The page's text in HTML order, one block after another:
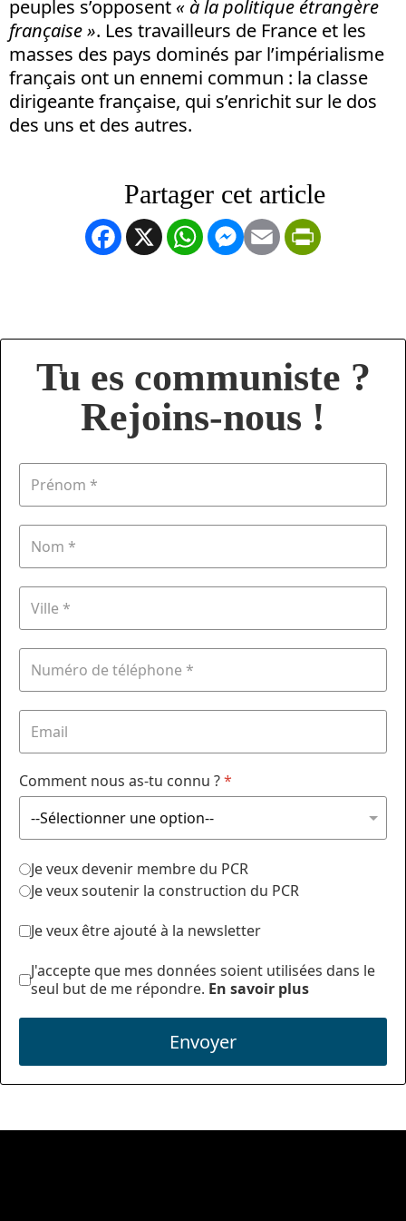
peuples s’opposent « à la politique étrangère
française ». Les travailleurs de France et les
masses des pays dominés par l’impérialisme
français ont un ennemi commun : la classe
dirigeante française, qui s’enrichit sur le dos
des uns et des autres.
Facebook
X WhatsApp
Messenger
Email
Tu es communiste ?
Rejoins-nous !
Comment nous as-tu connu ?*
Je veux devenir membre du PCR
Je veux soutenir la construction du PCR
Je veux être ajouté à la newsletter
J'accepte que mes données soient utilisées dans le
seul but de me répondre. En savoir plus
Envoyer